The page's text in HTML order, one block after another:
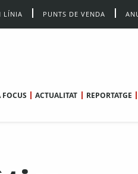
LÍNIA PUNTS DE VENDA
FOCUS ACTUALITAT REPORTATGE